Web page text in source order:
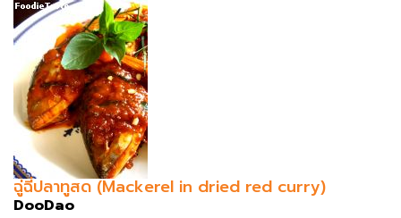
ฉู่ฉี่ปลาทูสด (Mackerel in dried red curry)
DooDao